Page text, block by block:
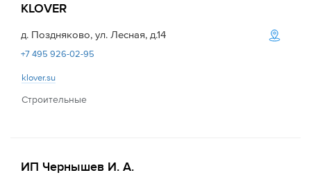
KLOVER
д. Поздняково, ул. Лесная, д.14
+7 495 926-02-95
klover.su
Строительные
ИП Чернышев И. А.